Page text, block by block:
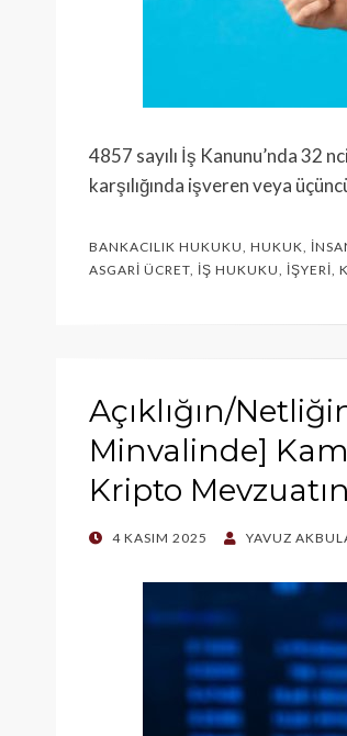
4857 sayılı İş Kanunu’nda 32
karşılığında işveren veya
BANKACILIK HUKUKU, HUKUK,
ASGARI ÜCRET, İŞ HUKUKU, İŞYERI,
Açıklığın/
Minvalinde]
Kripto
POSTED
4 KASIM 2025 YAVUZ